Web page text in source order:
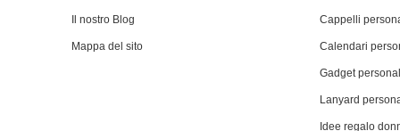
Il nostro Blog
Mappa del sito
Cappelli
Calendari
Gadget
Lanyard
Idee regalo